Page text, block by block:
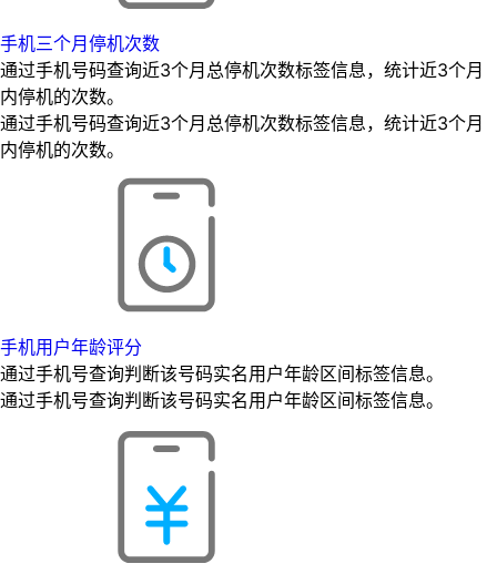
手机三个月停机次数
通过手机号码查询近3个月总停机次数标签信息，统计近3个月
内停机的次数。
通过手机号码查询近3个月总停机次数标签信息，统计近3个月
内停机的次数。
手机用户年龄评分
通过手机号查询判断该号码实名用户年龄区间标签信息。
通过手机号查询判断该号码实名用户年龄区间标签信息。